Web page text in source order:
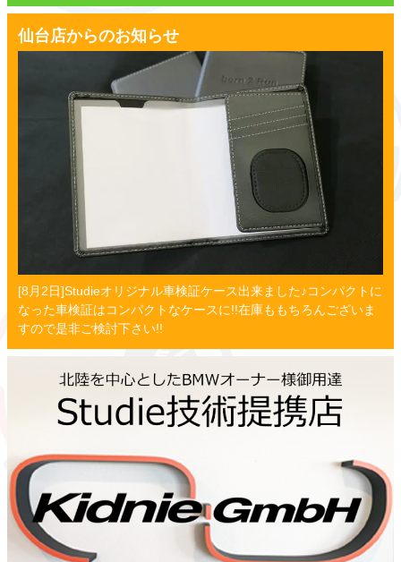
仙台店からのお知らせ
[8月2日]Studieオリジナル車検証ケース出来ました♪コンパクトに
なった車検証はコンパクトなケースに!!在庫ももちろんございま
すので是非ご検討下さい!!